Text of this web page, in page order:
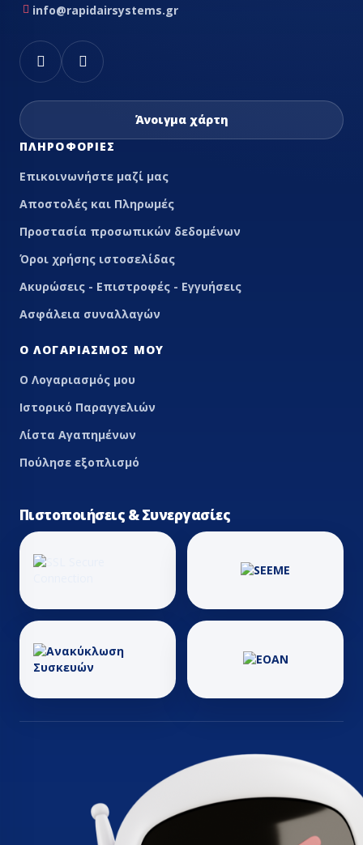
info@rapidairsystems.gr
Άνοιγμα χάρτη
ΠΛΗΡΟΦΟΡΊΕΣ
Επικοινωνήστε μαζί μας
Αποστολές και Πληρωμές
Προστασία προσωπικών δεδομένων
Όροι χρήσης ιστοσελίδας
Ακυρώσεις - Επιστροφές - Εγγυήσεις
Ασφάλεια συναλλαγών
Ο ΛΟΓΑΡΙΑΣΜΌΣ ΜΟΥ
Ο Λογαριασμός μου
Ιστορικό Παραγγελιών
Λίστα Αγαπημένων
Πούλησε εξοπλισμό
Πιστοποιήσεις & Συνεργασίες